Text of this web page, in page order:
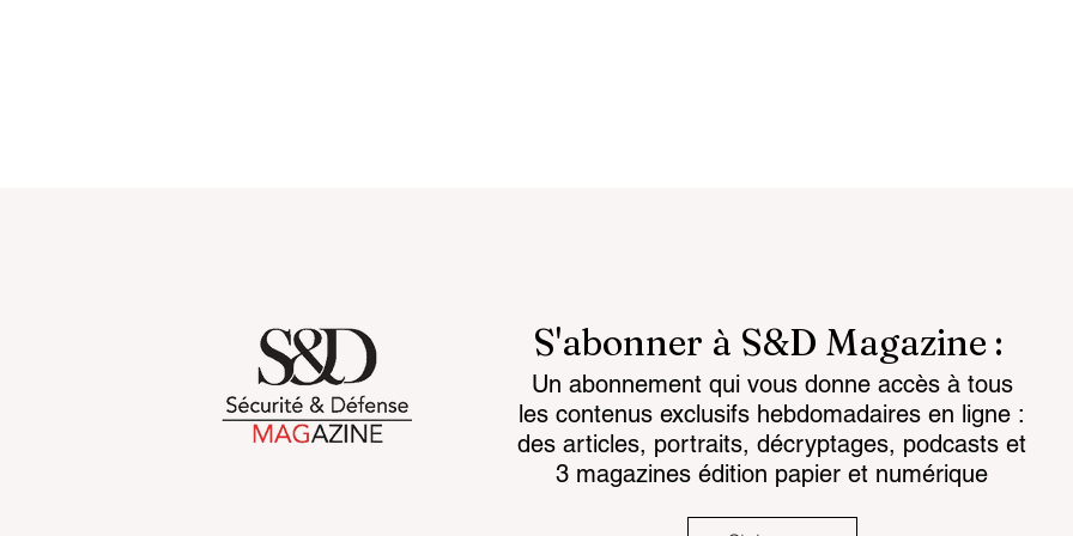
Customs 2030: a new era
Cognitive battlespace the
CCP's war for the mind
Chemical regulations:
challenge facing land-
based armaments
S'abonner à S&D Magazine :
Un abonnement qui vous donne accès à tous
les contenus exclusifs hebdomadaires en ligne :
des articles, portraits, décryptages, podcasts et
3 magazines édition papier et numérique